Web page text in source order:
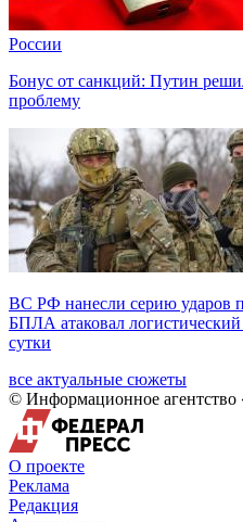
России
Бонус от санкций: Путин
проблему
ВС РФ нанесли серию ударов
БПЛА атаковал логистический
сутки
все актуальные сюжеты
© Информационное агентство
О проекте
Реклама
Редакция